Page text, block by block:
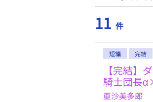
11 件
短編 完結
【完結】
騎士団長
亜沙美多郎